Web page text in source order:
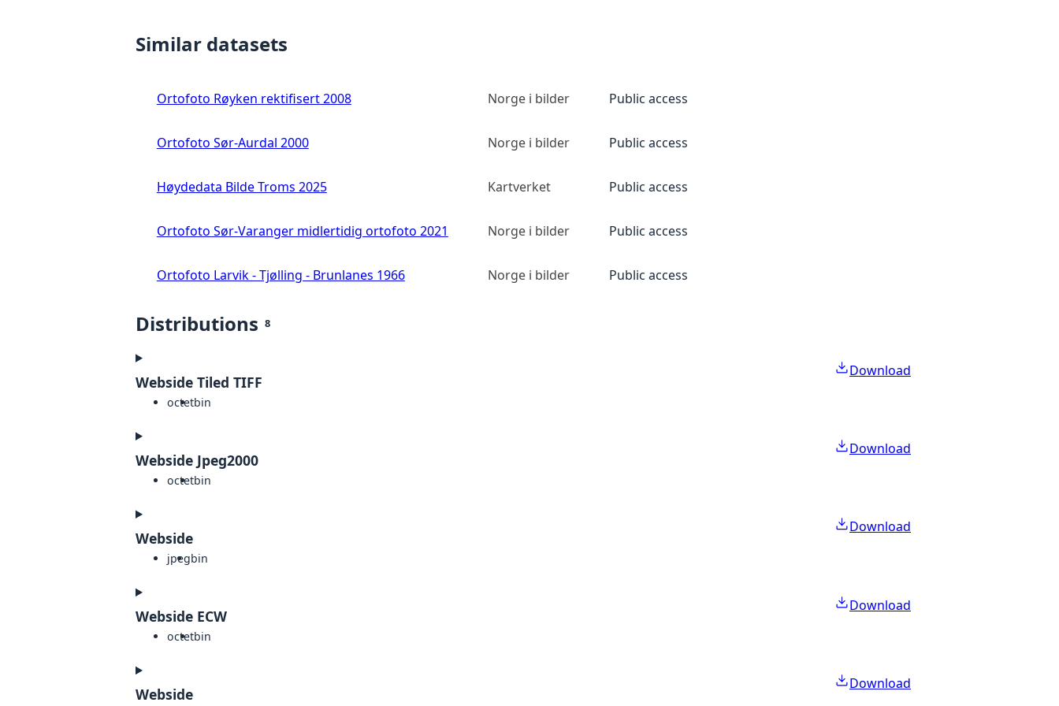
Similar datasets
Ortofoto Røyken rektifisert 2008 Norge i bilder Public access
Ortofoto Sør-Aurdal 2000 Norge i bilder Public access
Høydedata Bilde Troms 2025 Kartverket Public access
Ortofoto Sør-Varanger midlertidig ortofoto 2021 Norge i bilder Public access
Ortofoto Larvik - Tjølling - Brunlanes 1966 Norge i bilder Public access
Distributions 8
Webside Tiled TIFF
octetbin
Download
Webside Jpeg2000
octetbin
Download
Webside
jpegbin
Download
Webside ECW
octetbin
Download
Webside
Download